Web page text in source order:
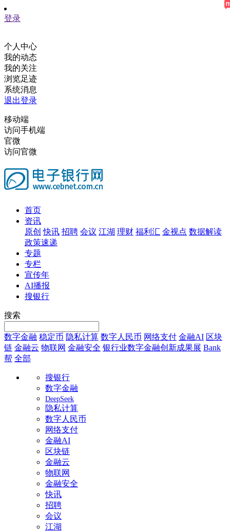
登录
个人中心
我的动态
我的关注
浏览足迹
系统消息
退出登录
移动端
访问手机端
官微
访问官微
首页
资讯
原创 快讯 招聘 会议 江湖 理财 福利汇 金视点 数据解读
政策速递
专题
专栏
宣传年
AI播报
搜银行
搜索
数字金融 稳定币 隐私计算 数字人民币 网络支付 金融AI 区块
链 金融云 物联网 金融安全 银行业数字金融创新成果展 Bank
帮 全部
搜银行
数字金融
DeepSeek
隐私计算
数字人民币
网络支付
金融AI
区块链
金融云
物联网
金融安全
快讯
招聘
会议
江湖